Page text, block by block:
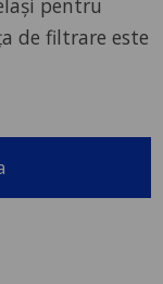
pentru
de filtrare este